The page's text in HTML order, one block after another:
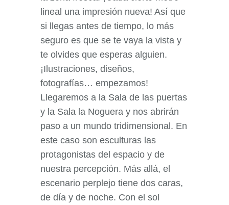
lineal una impresión nueva! Así que
si llegas antes de tiempo, lo más
seguro es que se te vaya la vista y
te olvides que esperas alguien.
¡Ilustraciones, diseños,
fotografías… empezamos!
Llegaremos a la Sala de las puertas
y la Sala la Noguera y nos abrirán
paso a un mundo tridimensional. En
este caso son esculturas las
protagonistas del espacio y de
nuestra percepción. Más allá, el
escenario perplejo tiene dos caras,
de día y de noche. Con el sol